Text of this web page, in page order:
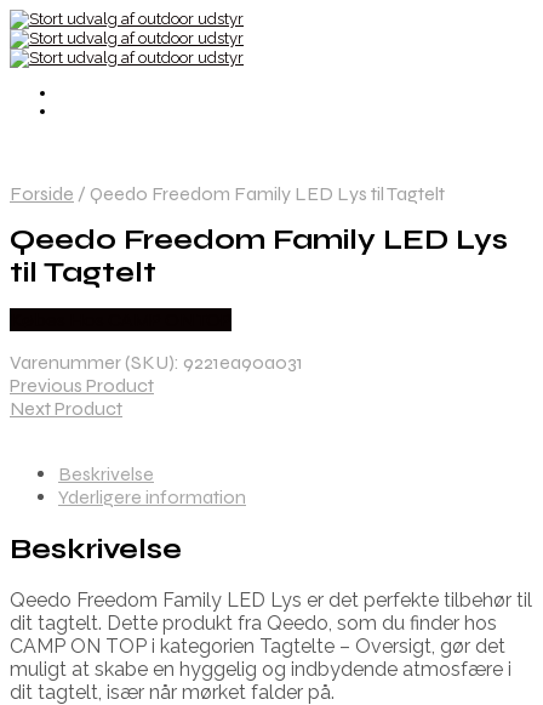
Forside / Qeedo Freedom Family LED Lys til Tagtelt
Qeedo Freedom Family LED Lys
til Tagtelt
Varenummer (SKU): 9221ea90a031
Previous Product
Next Product
Beskrivelse
Yderligere information
Beskrivelse
Qeedo Freedom Family LED Lys er det perfekte tilbehør til
dit tagtelt. Dette produkt fra Qeedo, som du finder hos
CAMP ON TOP i kategorien Tagtelte – Oversigt, gør det
muligt at skabe en hyggelig og indbydende atmosfære i
dit tagtelt, især når mørket falder på.